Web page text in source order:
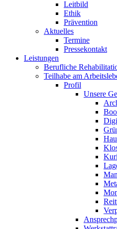
Leitbild
Ethik
Prävention
Aktuelles
Termine
Pressekontakt
Leistungen
Berufliche
Teilhabe am
Profil
Unsere